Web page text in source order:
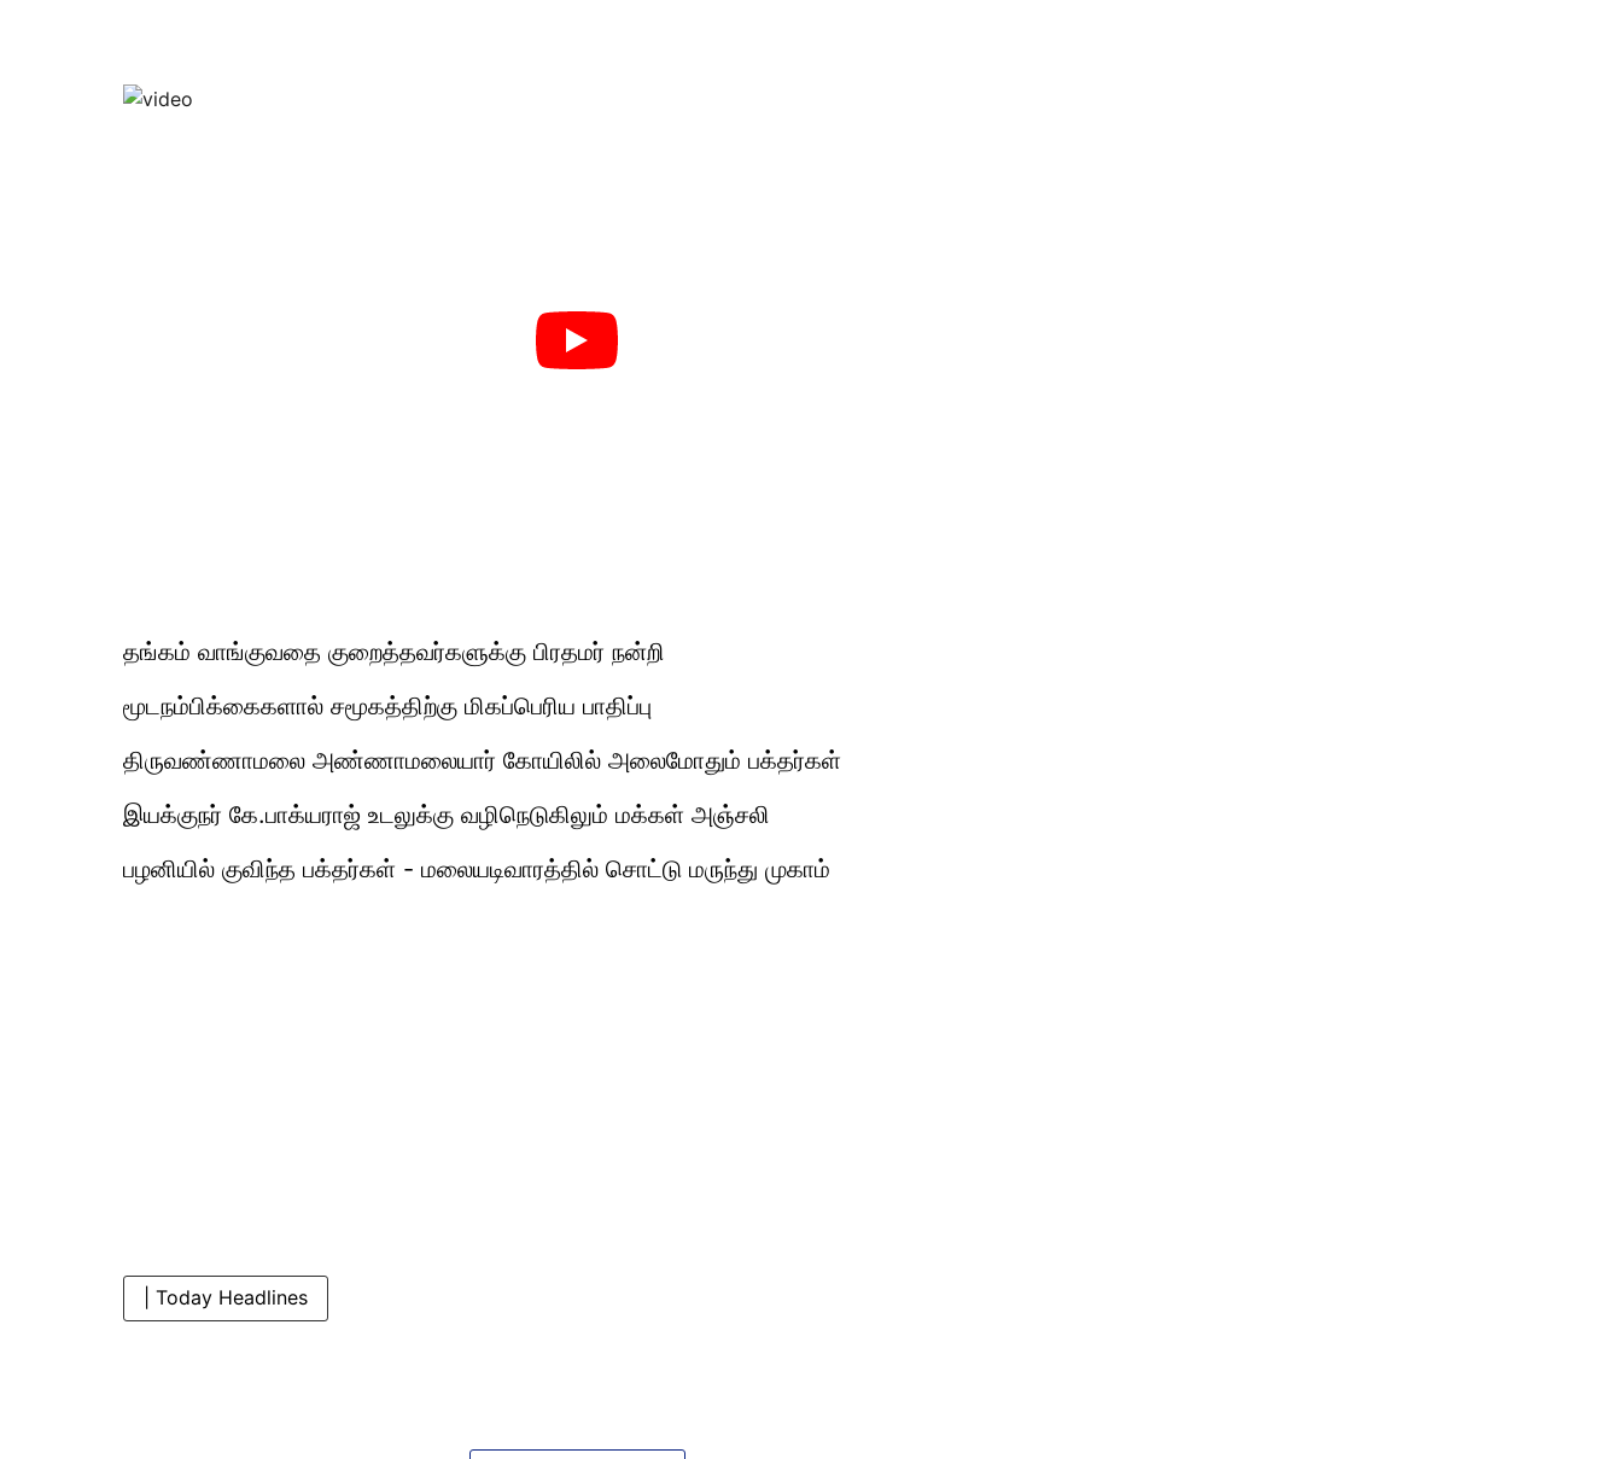
தங்கம் வாங்குவதை குறைத்தவர்களுக்கு பிரதமர் நன்றி
மூடநம்பிக்கைகளால் சமூகத்திற்கு மிகப்பெரிய பாதிப்பு
திருவண்ணாமலை அண்ணாமலையார் கோயிலில் அலைமோதும் பக்தர்கள்
இயக்குநர் கே.பாக்யராஜ் உடலுக்கு வழிநெடுகிலும் மக்கள் அஞ்சலி
பழனியில் குவிந்த பக்தர்கள் - மலையடிவாரத்தில் சொட்டு மருந்து முகாம்
| Today Headlines